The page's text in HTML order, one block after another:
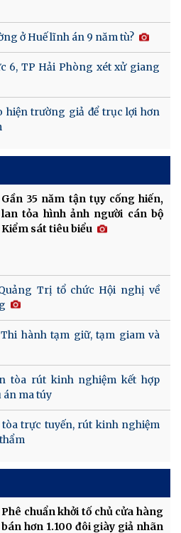
ở Huế lĩnh án 9 năm tù?
6, TP Hải Phòng xét xử giang
hiện trường giả để trục lợi hơn
Gần 35 năm tận tụy cống hiến,
lan tỏa hình ảnh người cán bộ
Kiểm sát tiêu biểu
Trị tổ chức Hội nghị về
hành tạm giữ, tạm giam và
tòa rút kinh nghiệm kết hợp
ma túy
trực tuyến, rút kinh nghiệm
Phê chuẩn khởi tố chủ cửa hàng
bán hơn 1.100 đôi giày giả nhãn